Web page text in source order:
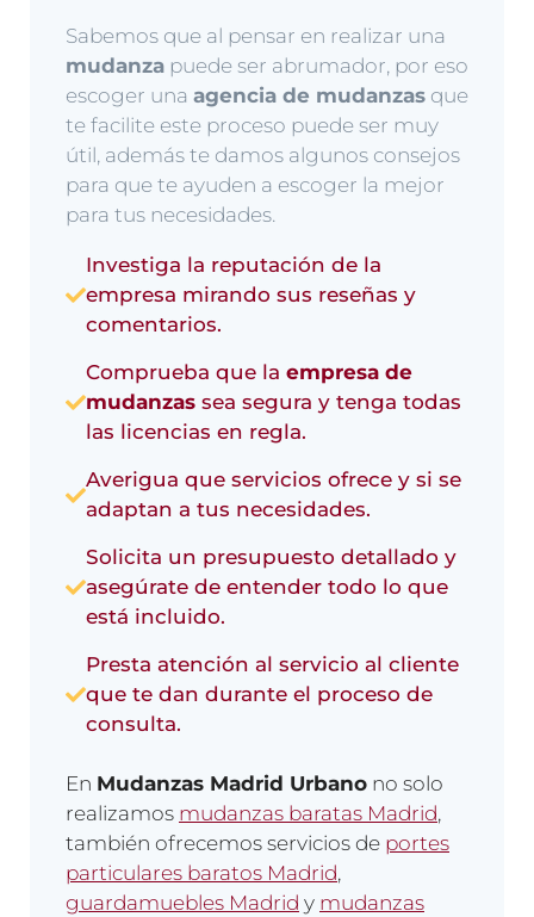
Sabemos que al pensar en realizar una
mudanza puede ser abrumador, por eso
escoger una agencia de mudanzas que
te facilite este proceso puede ser muy
útil, además te damos algunos consejos
para que te ayuden a escoger la mejor
para tus necesidades.
Investiga la reputación de la
empresa mirando sus reseñas y
comentarios.
Comprueba que la empresa de
mudanzas sea segura y tenga todas
las licencias en regla.
Averigua que servicios ofrece y si se
adaptan a tus necesidades.
Solicita un presupuesto detallado y
asegúrate de entender todo lo que
está incluido.
Presta atención al servicio al cliente
que te dan durante el proceso de
consulta.
En Mudanzas Madrid Urbano no solo
realizamos mudanzas baratas Madrid,
también ofrecemos servicios de portes
particulares baratos Madrid,
guardamuebles Madrid y mudanzas